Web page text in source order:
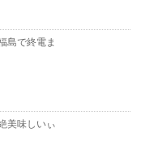
島で終電ま
美味しいぃ